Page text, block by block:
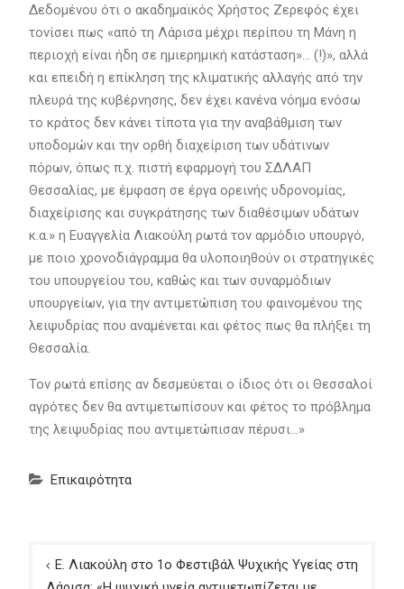
Δεδομένου ότι ο ακαδημαϊκός Χρήστος Ζερεφός έχει
τονίσει πως «από τη Λάρισα μέχρι περίπου τη Μάνη η
περιοχή είναι ήδη σε ημιερημική κατάσταση»… (!)», αλλά
και επειδή η επίκληση της κλιματικής αλλαγής από την
πλευρά της κυβέρνησης, δεν έχει κανένα νόημα ενόσω
το κράτος δεν κάνει τίποτα για την αναβάθμιση των
υποδομών και την ορθή διαχείριση των υδάτινων
πόρων, όπως π.χ. πιστή εφαρμογή του ΣΔΛΑΠ
Θεσσαλίας, με έμφαση σε έργα ορεινής υδρονομίας,
διαχείρισης και συγκράτησης των διαθέσιμων υδάτων
κ.α.» η Ευαγγελία Λιακούλη ρωτά τον αρμόδιο υπουργό,
με ποιο χρονοδιάγραμμα θα υλοποιηθούν οι στρατηγικές
του υπουργείου του, καθώς και των συναρμόδιων
υπουργείων, για την αντιμετώπιση του φαινομένου της
λειψυδρίας που αναμένεται και φέτος πως θα πλήξει τη
Θεσσαλία.
Τον ρωτά επίσης αν δεσμεύεται ο ίδιος ότι οι Θεσσαλοί
αγρότες δεν θα αντιμετωπίσουν και φέτος το πρόβλημα
της λειψυδρίας που αντιμετώπισαν πέρυσι…»
Επικαιρότητα
Πλοήγηση
άρθρων
Ε. Λιακούλη στο 1ο Φεστιβάλ Ψυχικής Υγείας στη